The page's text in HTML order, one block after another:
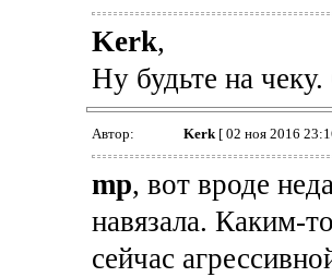
Kerk,
Ну будьте на
Автор: Kerk[ 02 ноя 2016
mp, вот вроде
навязала. Каким-
сейчас